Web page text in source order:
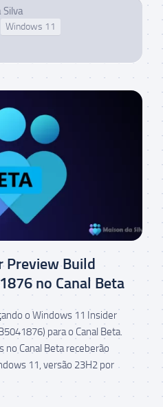
Silva
Windows 11
Preview Build
no Canal Beta
o Windows 11 Insider
para o Canal Beta.
no Canal Beta receberão
11, versão 23H2 por